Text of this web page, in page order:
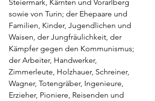
Steiermark, Kärnten und Vorarlberg
sowie von Turin; der Ehepaare und
Familien, Kinder, Jugendlichen und
Waisen, der Jungfräulichkeit, der
Kämpfer gegen den Kommunismus;
der Arbeiter, Handwerker,
Zimmerleute, Holzhauer, Schreiner,
Wagner, Totengräber, Ingenieure,
Erzieher, Pioniere, Reisenden und